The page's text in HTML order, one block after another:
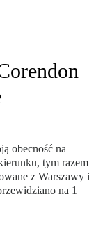
obecność na
tym razem
z Warszawy i
na 1